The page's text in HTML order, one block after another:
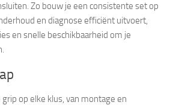
Zo bouw je een consistente set op
en diagnose efficiënt uitvoert,
en snelle beschikbaarheid om je
op elke klus, van montage en